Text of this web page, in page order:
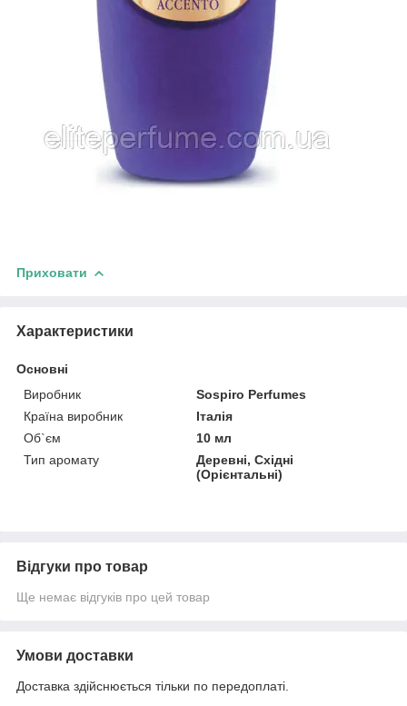
Приховати
Характеристики
Основні
Виробник
Sospiro Perfumes
Країна виробник
Італія
Об`єм
10 мл
Тип аромату
Деревні, Східні
(Орієнтальні)
Відгуки про товар
Ще немає відгуків про цей товар
Умови доставки
Доставка здійснюється тільки по передоплаті.